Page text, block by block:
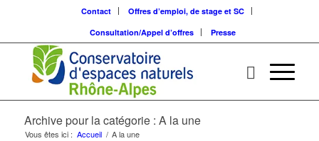
Contact
Offres d’emploi, de stage et SC
Consultation/Appel d’offres
Presse
Archive pour la catégorie : A la une
Vous êtes ici : Accueil / A la une